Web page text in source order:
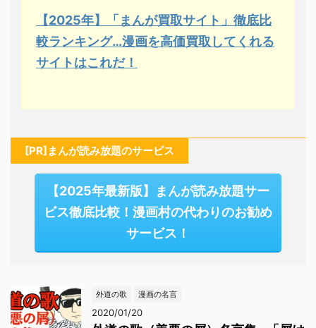
【2025年】「まんが買取サイト」徹底比
較ランキング…漫画を高価買取してくれる
サイトはこれだ！
[PR]まんが読み放題のサービス
【2025年最新版】まんが読み放題サー
ビス徹底比較！漫画村の代わりのお勧め
サービス！
外道の歌 漫画の名言
2020/01/20